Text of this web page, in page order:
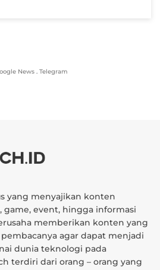
News . Telegram
yang menyajikan konten
event, hingga informasi
memberikan konten yang
agar dapat menjadi
dunia teknologi pada
terdiri dari orang – orang yang